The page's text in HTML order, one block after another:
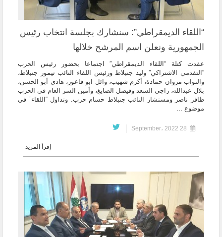
“اللقاء الديمقراطي”: سنشارك بجلسة انتخاب رئيس
الجمهورية ونعلن اسم المرشح خلالها
عقدت كتلة “اللقاء الديمقراطي” اجتماعا بحضور رئيس الحزب
“التقدمي الاشتراكي” وليد جنبلاط ورئيس اللقاء النائب تيمور جنبلاط،
والنواب مروان حمادة، أكرم شهيب، وائل ابو فاعور، هادي أبو الحسن،
بلال عبدالله، راجي السعد وفيصل الصايغ، وأمين السر العام في الحزب
ظافر ناصر ومستشار النائب جنبلاط حسام حرب. وتداول “اللقاء” في
موضوع ...
إقرأ المزيد